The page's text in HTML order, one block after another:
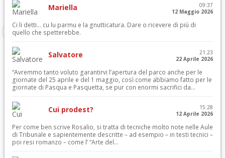
Mariella
09:37
12 Maggio 2026
Ci li detti… cu lu parmu e la gnutticatura. Dare o ricevere di più di
quello che spetterebbe.
Salvatore
21:23
22 Aprile 2026
“Avremmo tanto voluto garantirvi l’apertura del parco anche per le
giornate del 25 aprile e del 1 maggio, così come abbiamo fatto per le
giornate di Pasqua e Pasquetta, se pur con enormi sacrifici da...
Cui prodest?
15:28
12 Aprile 2026
Per come ben scrive Rosalio, si tratta di tecniche molto note nelle Aule
di Tribunale e sapientemente descritte – ad esempio – in testi tecnici –
poi resi romanzo – come l’ “Arte del...